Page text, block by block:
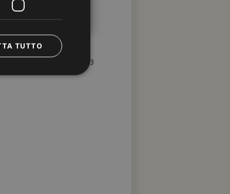
un minimo soggiorno di 3
TUTTO